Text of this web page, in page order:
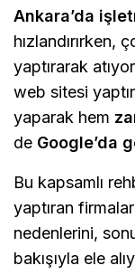
Ankara’da
hızlandırırken,
yaptırarak
web sitesi
yaparak hem
de Google’da
Bu kapsamlı
yaptıran
nedenlerini,
bakışıyla ele